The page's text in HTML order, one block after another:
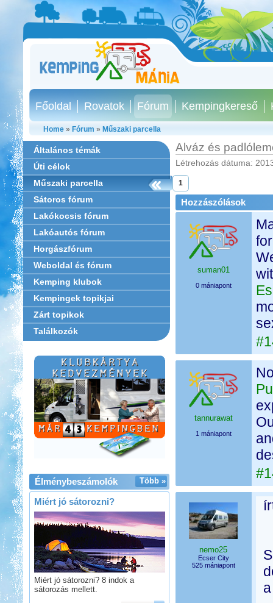
Főoldal Rovatok Fórum Kempingkereső
Home » Fórum » Műszaki parcella
Általános témák
Úti célok
Műszaki parcella
Sátoros fórum
Lakókocsis fórum
Lakóautós fórum
Horgászfórum
Weboldal és fórum
Kemping klubok
Kempingek topikjai
Zárt topikok
Találkozók
Több »
Élménybeszámolók
Miért jó sátorozni?
Miért jó sátorozni? 8 indok a
sátorozás mellett.
Alváz és
Létrehozás dátuma:
1
Hozzászólások
suman01
0 mániapont
tannurawat
1 mániapont
nemo25
Ecser City
525 mániapont